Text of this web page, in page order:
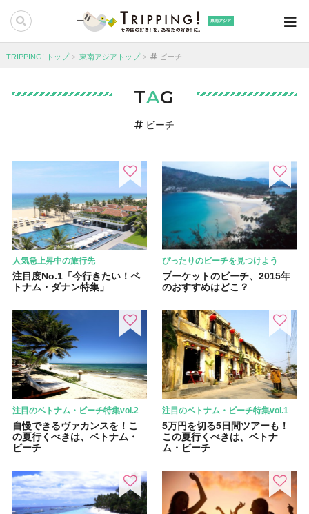
東南アジア
TRIPPING! トップ 東南アジアトップ ビーチ
TAG
ビーチ
人気急上昇中の旅行先
注目度No.1「今行きたい！ベ
トナム・ダナン特集」
ぴったりのビーチを見つけよう
プーケットのビーチ、2015年
のおすすめはどこ？
注目のベトナム・ビーチ特集vol.2
自慢できるヴァカンスを！こ
の夏行くべきは、ベトナム・
ビーチ
注目のベトナム・ビーチ特集vol.1
5万円を切る5日間ツアーも！
この夏行くべきは、ベトナ
ム・ビーチ